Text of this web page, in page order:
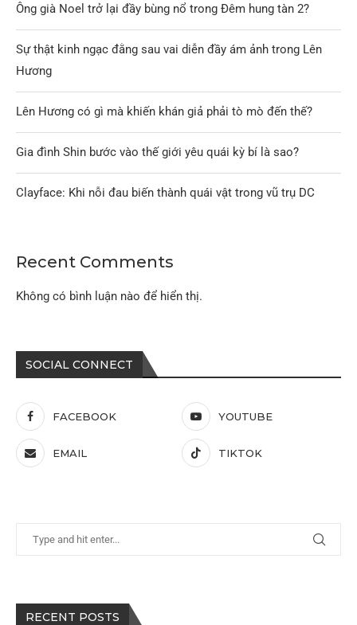
Ông già Noel trở lại đầy bùng nổ trong Đêm hung tàn 2?
Sự thật kinh ngạc đằng sau vai diễn đầy ám ảnh trong Lên
Hương
Lên Hương có gì mà khiến khán giả phải tò mò đến thế?
Gia đình Shin bước vào thế giới yêu quái kỳ bí là sao?
Clayface: Khi nỗi đau biến thành quái vật trong vũ trụ DC
Recent Comments
Không có bình luận nào để hiển thị.
SOCIAL CONNECT
FACEBOOK YOUTUBE
EMAIL TIKTOK
RECENT POSTS